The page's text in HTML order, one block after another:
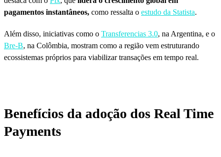
pagamentos instantâneos, como ressalta o estudo da Statista.
Além disso, iniciativas como o Transferencias 3.0, na Argentina, e o
Bre-B, na Colômbia, mostram como a região vem estruturando
ecossistemas próprios para viabilizar transações em tempo real.
Benefícios da adoção dos Real Time
Payments